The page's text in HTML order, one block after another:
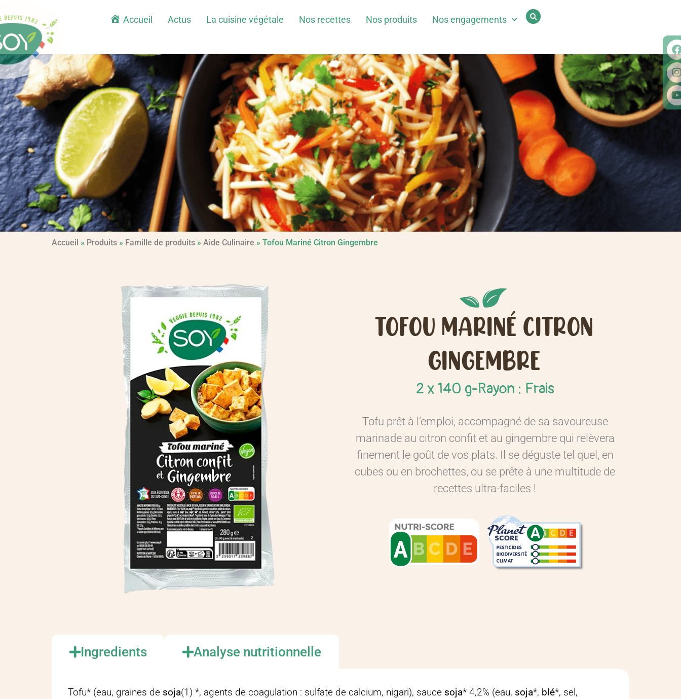
Accueil Actus La cuisine végétale Nos recettes Nos produits Nos engagements
Accueil » Produits » Famille de produits » Aide Culinaire » Tofou Mariné Citron Gingembre
TOFOU MARINÉ CITRON
GINGEMBRE
2 x 140 g-Rayon : Frais
Tofu prêt à l’emploi, accompagné de sa savoureuse
marinade au citron confit et au gingembre qui relèvera
finement le goût de vos plats. Il se déguste tel quel, en
cubes ou en brochettes, ou se prête à une multitude de
recettes ultra-faciles !
Ingredients Analyse nutritionnelle
Tofu* (eau, graines de soja(1) *, agents de coagulation : sulfate de calcium, nigari), sauce soja* 4,2% (eau, soja*, blé*, sel,